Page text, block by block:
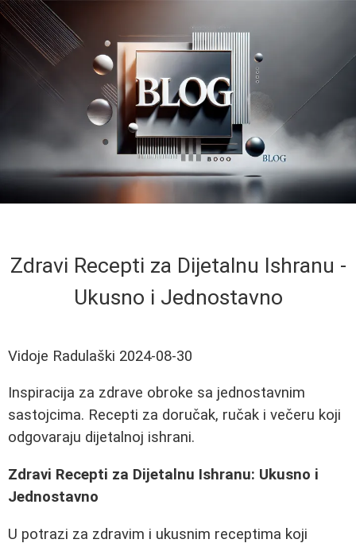
Zdravi Recepti za Dijetalnu Ishranu -
Ukusno i Jednostavno
Vidoje Radulaški 2024-08-30
Inspiracija za zdrave obroke sa jednostavnim
sastojcima. Recepti za doručak, ručak i večeru koji
odgovaraju dijetalnoj ishrani.
Zdravi Recepti za Dijetalnu Ishranu: Ukusno i
Jednostavno
U potrazi za zdravim i ukusnim receptima koji